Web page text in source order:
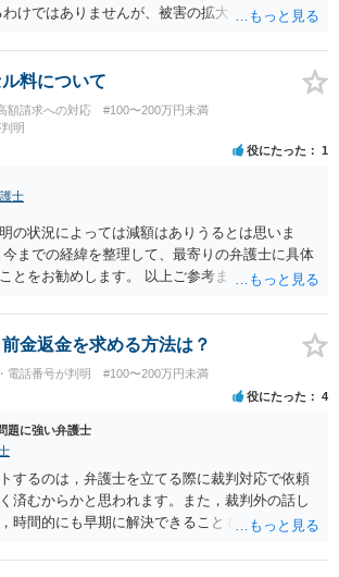
けではありませんが、被害の拡大を防ぐため、
ざして、高齢者虐待（経済的虐待）事案とし
町村役場に相談するのが正しいやり方になりま
料について
額請求への対応
#100〜200万円未満
明
役にたった 1
士
の状況によっては減額はありうるとは思いま
までの経緯を整理して、最寄りの弁護士に具体
とをお勧めします。 以上ご参考までに。
金返金を求める方法は？
電話番号が判明 #100〜200万円未満
役にたった 4
題に強い弁護士
するのは，弁護士を立てる際に裁判対応で依頼
済むからかと思われます。また，裁判外の話し
時間的にも早期に解決できることも見込めま
裁判手続きから始めることとなるかと思われま